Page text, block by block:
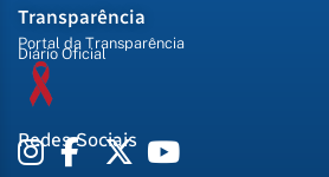
Transparência
Portal da Transparência
Diário Oficial
Redes Sociais